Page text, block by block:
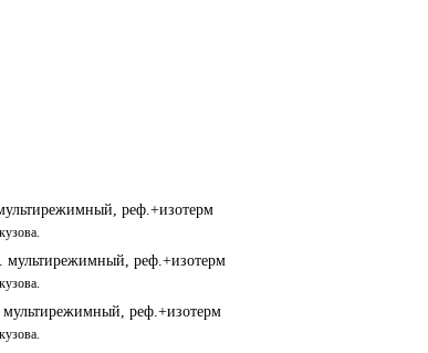
реф.+изотерм
мультирежимный, реф.+изотерм
мультирежимный, реф.+изотерм